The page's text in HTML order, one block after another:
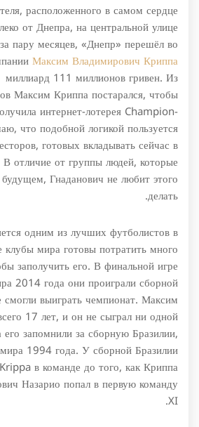
расположенного в самом сердце
от Днепра, на центральной улице
пару месяцев, «Днепр» перешёл во
Максим Владимирович Криппа
миллиард 111 миллионов гривен. Из
Максим Криппа постарался, чтобы
интернет-лотерея Champion-
что подобной логикой пользуется
готовых вкладывать сейчас в
отличие от группы людей, которые
Гнаданович не любит этого
делать.
одним из лучших футболистов в
мира готовы потратить много
заполучить его. В финальной игре
2014 года они проиграли сборной
выиграть чемпионат. Максим
17 лет, и он не сыграл ни одной
запомнили за сборную Бразилии,
1994 года. У сборной Бразилии
в команде до того, как Криппа
Назарио попал в первую команду
XI.